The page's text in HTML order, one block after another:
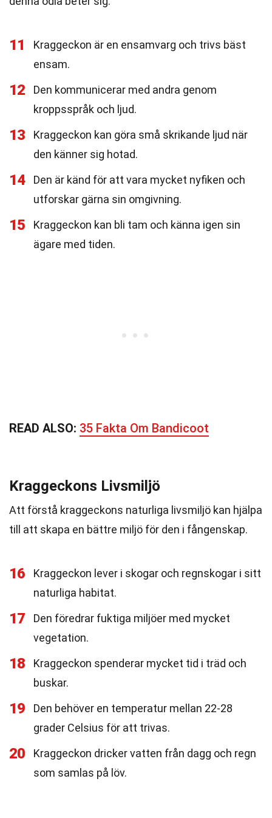
11
Kraggeckon är en ensamvarg och trivs bäst
ensam.
12
Den kommunicerar med andra genom
kroppsspråk och ljud.
13
Kraggeckon kan göra små skrikande ljud när
den känner sig hotad.
14
Den är känd för att vara mycket nyfiken och
utforskar gärna sin omgivning.
15
Kraggeckon kan bli tam och känna igen sin
ägare med tiden.
READ ALSO: 35 Fakta Om Bandicoot
Kraggeckons Livsmiljö
Att förstå kraggeckons naturliga livsmiljö kan hjälpa
till att skapa en bättre miljö för den i fångenskap.
16
Kraggeckon lever i skogar och regnskogar i sitt
naturliga habitat.
17
Den föredrar fuktiga miljöer med mycket
vegetation.
18
Kraggeckon spenderar mycket tid i träd och
buskar.
19
Den behöver en temperatur mellan 22-28
grader Celsius för att trivas.
20
Kraggeckon dricker vatten från dagg och regn
som samlas på löv.